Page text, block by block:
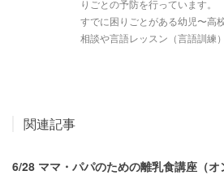
りごとの予防を行っています。
すでに困りごとがある幼児〜高
相談や言語レッスン（言語訓練
関連記事